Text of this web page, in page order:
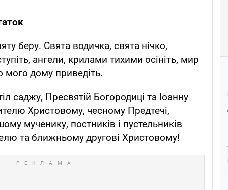
беру. Свята водичка, свята нічко,
ангели, крилами тихими осініть, мир
мого дому приведіть.
саджу, Пресвятій Богородиці та Іоанну
Христовому, чесному Предтечі,
мученику, постників і пустельників
та ближньому другові Христовому!